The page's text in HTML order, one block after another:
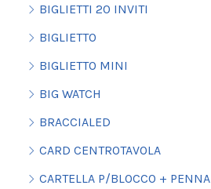
BIGLIETTI 20 INVITI
BIGLIETTO
BIGLIETTO MINI
BIG WATCH
BRACCIALED
CARD CENTROTAVOLA
CARTELLA P/BLOCCO + PENNA